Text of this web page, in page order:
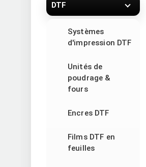
DTF
Systèmes
d'impression DTF
Unités de
poudrage &
fours
Encres DTF
Films DTF en
feuilles